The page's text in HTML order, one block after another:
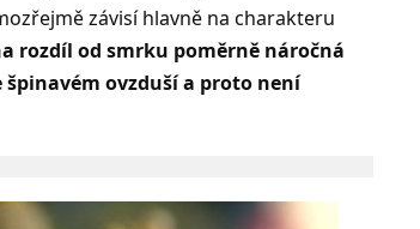
závisí hlavně na charakteru
rozdíl od smrku poměrně náročná
ovzduší a proto není